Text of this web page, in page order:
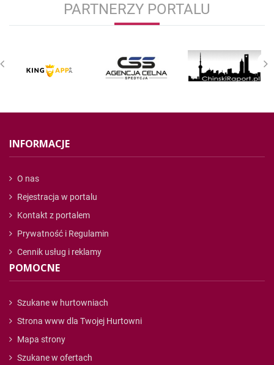
PARTNERZY PORTALU
INFORMACJE
O nas
Rejestracja w portalu
Kontakt z portalem
Prywatność i Regulamin
Cennik usług i reklamy
POMOCNE
Szukane w hurtowniach
Strona www dla Twojej Hurtowni
Mapa strony
Szukane w ofertach